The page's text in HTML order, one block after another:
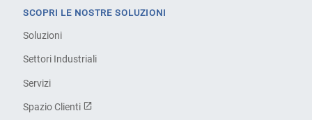
SCOPRI LE NOSTRE SOLUZIONI
Soluzioni
Settori Industriali
Servizi
Spazio Clienti